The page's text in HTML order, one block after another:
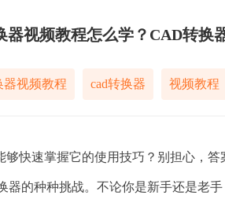
器视频教程怎么学？CAD转换
视频教程 cad转换器 视频教程
够快速掌握它的使用技巧？别担心，
器的种种挑战。不论你是新手还是老